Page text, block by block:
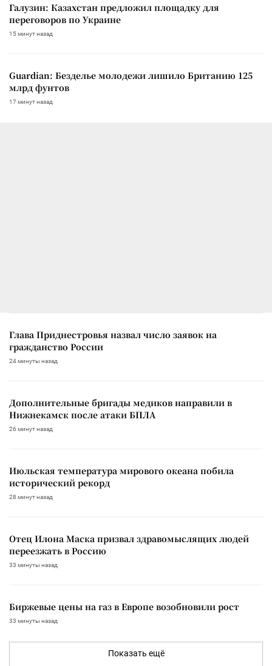
Галузин: Казахстан предложил площадку для
переговоров по Украине
15 минут назад
Guardian: Безделье молодежи лишило Британию 125
млрд фунтов
17 минут назад
Глава Приднестровья назвал число заявок на
гражданство России
24 минуты назад
Дополнительные бригады медиков направили в
Нижнекамск после атаки БПЛА
26 минут назад
Июльская температура мирового океана побила
исторический рекорд
28 минут назад
Отец Илона Маска призвал здравомыслящих людей
переезжать в Россию
33 минуты назад
Биржевые цены на газ в Европе возобновили рост
33 минуты назад
Показать ещё